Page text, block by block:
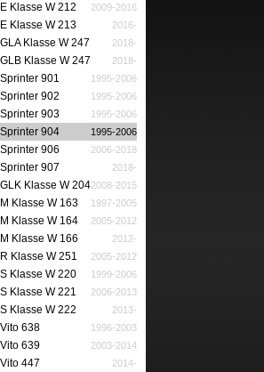
E Klasse W 212 2009-2016
E Klasse W 213 2016-
GLA Klasse W 247 2018-
GLB Klasse W 247 2018-
Sprinter 901 1995-2006
Sprinter 902 1995-2006
Sprinter 903 1995-2006
Sprinter 904 1995-2006
Sprinter 906 2006-2018
Sprinter 907 2018-
GLK Klasse W 2042008-2015
M Klasse W 163 1997-2005
M Klasse W 164 2005-2012
M Klasse W 166 2012-
R Klasse W 251 2005-2012
S Klasse W 220 1999-2006
S Klasse W 221 2006-2013
S Klasse W 222 2013-
Vito 638 1996-2003
Vito 639 2003-2014
Vito 447 2014-